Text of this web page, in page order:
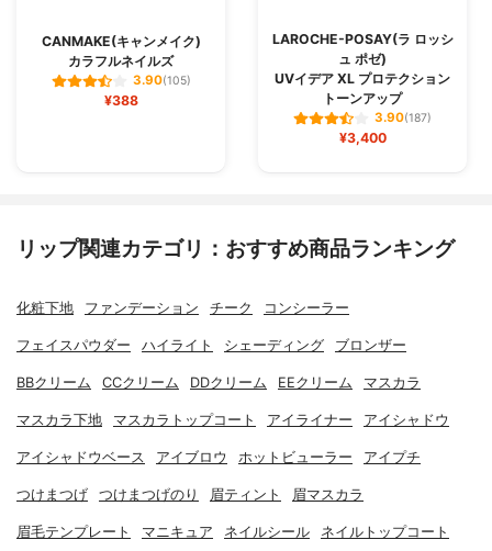
CANMAKE(キャンメイク)
カラフルネイルズ
3.90(105)
¥388
LAROCHE-POSAY(ラ ロッシ
ュ ポゼ)
UVイデア XL プロテクション
トーンアップ
3.90(187)
¥3,400
リップ関連カテゴリ：おすすめ商品ランキング
化粧下地 ファンデーション チーク コンシーラー
フェイスパウダー ハイライト シェーディング ブロンザー
BBクリーム CCクリーム DDクリーム EEクリーム マスカラ
マスカラ下地 マスカラトップコート アイライナー アイシャドウ
アイシャドウベース アイブロウ ホットビューラー アイプチ
つけまつげ つけまつげのり 眉ティント 眉マスカラ
眉毛テンプレート マニキュア ネイルシール ネイルトップコート